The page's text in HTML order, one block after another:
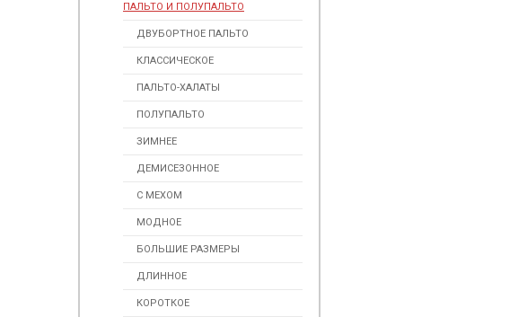
ПАЛЬТО И ПОЛУПАЛЬТО
ДВУБОРТНОЕ ПАЛЬТО
КЛАССИЧЕСКОЕ
ПАЛЬТО-ХАЛАТЫ
ПОЛУПАЛЬТО
ЗИМНЕЕ
ДЕМИСЕЗОННОЕ
С МЕХОМ
МОДНОЕ
БОЛЬШИЕ РАЗМЕРЫ
ДЛИННОЕ
КОРОТКОЕ